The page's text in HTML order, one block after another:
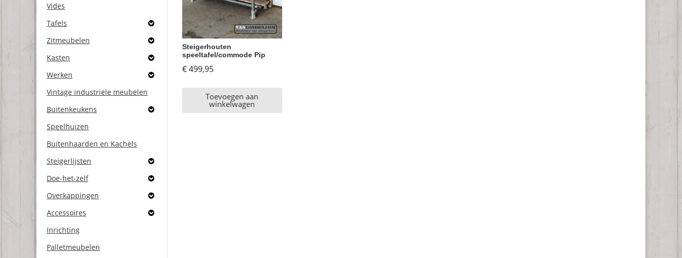
Vides
Tafels
Zitmeubelen
Kasten
Werken
Vintage industriële meubelen
Buitenkeukens
Speelhuizen
Buitenhaarden en Kachels
Steigerlijsten
Doe-het-zelf
Overkappingen
Accessoires
Inrichting
Palletmeubelen
Steigerhouten
speeltafel/commode Pip
€499,95
Toevoegen aan
winkelwagen